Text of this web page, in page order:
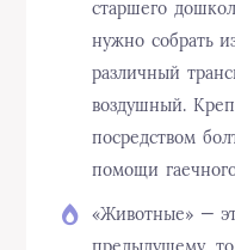
старшего
нужно собрать
различный
воздушный.
посредством
помощи
«Животные» —